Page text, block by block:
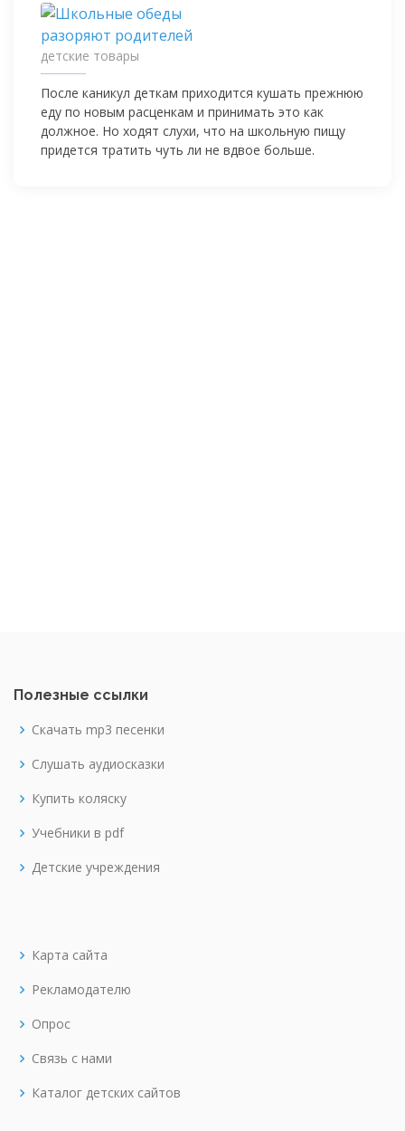
детские товары
После каникул деткам приходится кушать прежнюю
еду по новым расценкам и принимать это как
должное. Но ходят слухи, что на школьную пищу
придется тратить чуть ли не вдвое больше.
Полезные ссылки
Скачать mp3 песенки
Слушать аудиосказки
Купить коляску
Учебники в pdf
Детские учреждения
Карта сайта
Рекламодателю
Опрос
Связь с нами
Каталог детских сайтов